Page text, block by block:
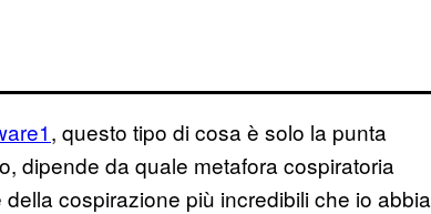
, questo tipo di cosa è solo la punta
dipende da quale metafora cospiratoria
cospirazione più incredibili che io abbia